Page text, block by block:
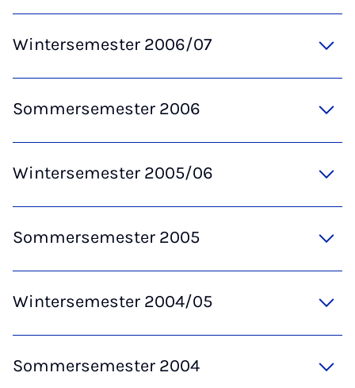
Wintersemester 2006/07
Sommersemester 2006
Wintersemester 2005/06
Sommersemester 2005
Wintersemester 2004/05
Sommersemester 2004